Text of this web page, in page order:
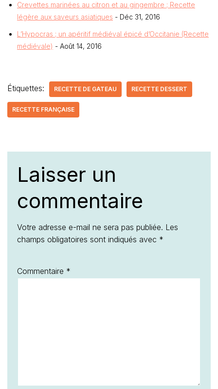
Crevettes marinées au citron et au gingembre ; Recette
légère aux saveurs asiatiques - Déc 31, 2016
L’Hypocras ; un apéritif médiéval épicé d’Occitanie (Recette
médiévale) - Août 14, 2016
Étiquettes: RECETTE DE GATEAU RECETTE DESSERT
RECETTE FRANÇAISE
Laisser un
commentaire
Votre adresse e-mail ne sera pas publiée. Les
champs obligatoires sont indiqués avec *
Commentaire *